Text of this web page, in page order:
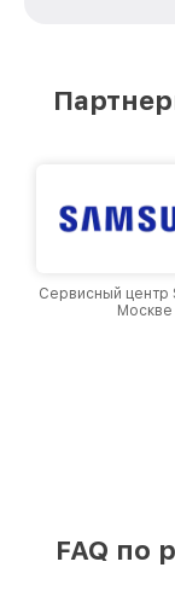
Москве,
Сервисный центр
Москве
FAQ по